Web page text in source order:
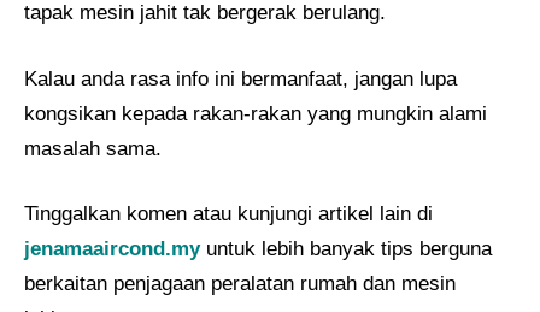
tapak mesin jahit tak bergerak berulang.
Kalau anda rasa info ini bermanfaat, jangan lupa
kongsikan kepada rakan-rakan yang mungkin alami
masalah sama.
Tinggalkan komen atau kunjungi artikel lain di
jenamaaircond.myuntuk lebih banyak tips berguna
berkaitan penjagaan peralatan rumah dan mesin